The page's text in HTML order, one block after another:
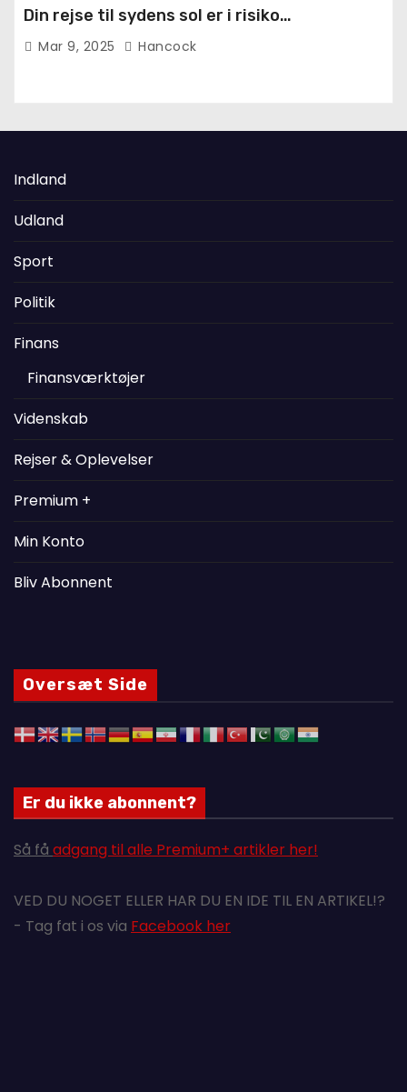
Din rejse til sydens sol er i risiko…
Mar 9, 2025 Hancock
Indland
Udland
Sport
Politik
Finans
Finansværktøjer
Videnskab
Rejser & Oplevelser
Premium +
Min Konto
Bliv Abonnent
Oversæt Side
Er du ikke abonnent?
Så få adgang til alle Premium+ artikler her!
VED DU NOGET ELLER HAR DU EN IDE TIL EN ARTIKEL!?
- Tag fat i os via Facebook her